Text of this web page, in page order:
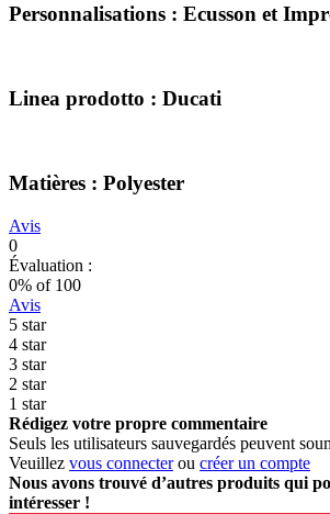
Personnalisations : Ecusson et
Linea prodotto : Ducati
Matières : Polyester
Avis
0
Évaluation :
0% of 100
Avis
5 star
4 star
3 star
2 star
1 star
Rédigez votre propre commentaire
Seuls les utilisateurs sauvegardés peuvent
Veuillez vous connecterou créer un compte
Nous avons trouvé d’autres produits qui
intéresser !